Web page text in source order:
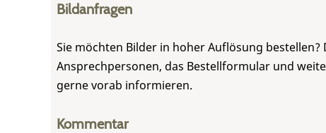
Bildanfragen
Sie möchten Bilder in hoher Auflösung bestellen?
Ansprechpersonen, das Bestellformular und
gerne vorab informieren.
Kommentar